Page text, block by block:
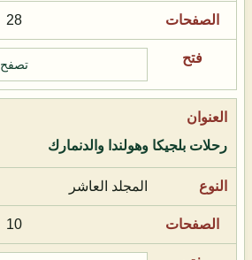
28
تصفح
رحلات بلجيكا وهولندا والدنمارك
المجلد العاشر
10